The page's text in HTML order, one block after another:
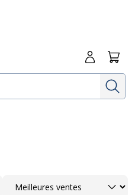
Me
Trier